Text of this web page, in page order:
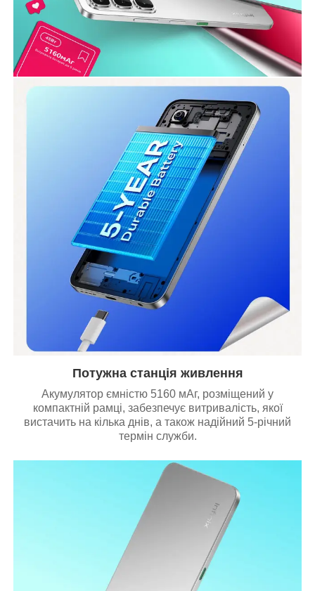
Потужна станція живлення
Акумулятор ємністю 5160 мАг, розміщений у
компактній рамці, забезпечує витривалість, якої
вистачить на кілька днів, а також надійний 5-річний
термін служби.